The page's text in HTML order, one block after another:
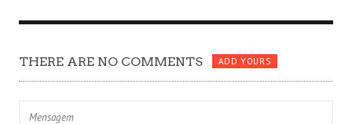
THERE ARE NO COMMENTS ADD YOURS